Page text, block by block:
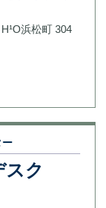
浜松町 304
ー
ク